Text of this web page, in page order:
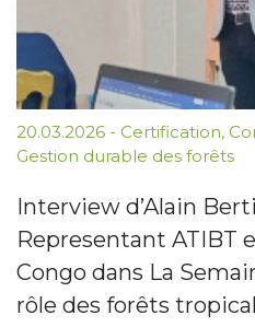
20.03.2026 - Certification,
Gestion durable des forêts
Interview d’Alain
Representant ATIBT
Congo dans La
rôle des forêts